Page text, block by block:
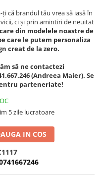
ți că brandul tău vrea să iasă în
ci și prin amintiri de neuitat
din modelele noastre de
care le putem personaliza
creat de la zero.
să ne contactezi
(Andreea Maier). Se
parteneriate!
5 zile lucratoare
IN COS